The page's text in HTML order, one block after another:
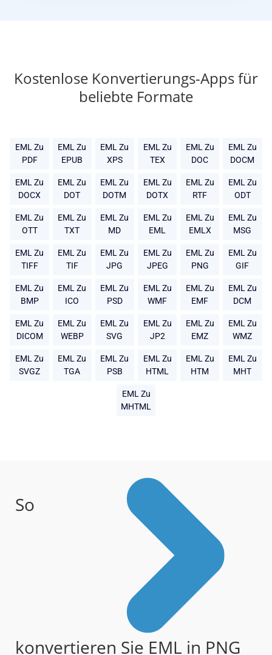
Kostenlose Konvertierungs-Apps für
beliebte Formate
EML Zu
PDF
EML Zu
EPUB
EML Zu
XPS
EML Zu
TEX
EML Zu
DOC
EML Zu
DOCM
EML Zu
DOCX
EML Zu
DOT
EML Zu
DOTM
EML Zu
DOTX
EML Zu
RTF
EML Zu
ODT
EML Zu
OTT
EML Zu
TXT
EML Zu
MD
EML Zu
EML
EML Zu
EMLX
EML Zu
MSG
EML Zu
TIFF
EML Zu
TIF
EML Zu
JPG
EML Zu
JPEG
EML Zu
PNG
EML Zu
GIF
EML Zu
BMP
EML Zu
ICO
EML Zu
PSD
EML Zu
WMF
EML Zu
EMF
EML Zu
DCM
EML Zu
DICOM
EML Zu
WEBP
EML Zu
SVG
EML Zu
JP2
EML Zu
EMZ
EML Zu
WMZ
EML Zu
SVGZ
EML Zu
TGA
EML Zu
PSB
EML Zu
HTML
EML Zu
HTM
EML Zu
MHT
EML Zu
MHTML
So
konvertieren Sie EML in PNG